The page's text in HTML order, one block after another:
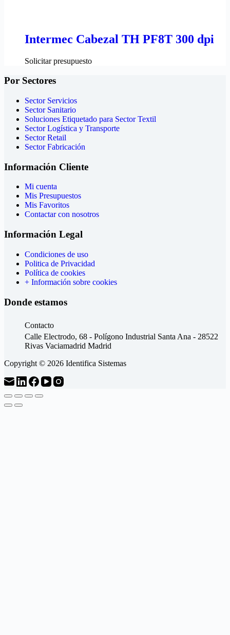
Intermec Cabezal TH PF8T 300 dpi
Solicitar presupuesto
Por Sectores
Sector Servicios
Sector Sanitario
Soluciones Etiquetado para Sector Textil
Sector Logística y Transporte
Sector Retail
Sector Fabricación
Información Cliente
Mi cuenta
Mis Presupuestos
Mis Favoritos
Contactar con nosotros
Información Legal
Condiciones de uso
Politica de Privacidad
Política de cookies
+ Información sobre cookies
Donde estamos
Contacto
Calle Electrodo, 68 - Polígono Industrial Santa Ana - 28522
Rivas Vaciamadrid Madrid
Copyright © 2026 Identifica Sistemas